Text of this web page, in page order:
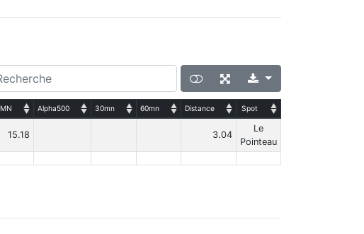
MN Alpha500 30mn 60mn Distance Spot
15.18 3.04
Le
Pointeau